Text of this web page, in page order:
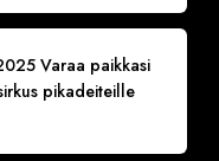
Varaa paikkasi
pikadeiteille